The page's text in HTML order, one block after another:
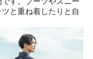
と重ね着したりと自